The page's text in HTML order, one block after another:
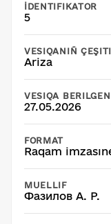
İDENTIFIKATOR
5
VESIQANIÑ ÇEŞITI
Ariza
VESIQA
27.05.2026
FORMAT
Raqam
MUELLIF
Фазилов А. Р.